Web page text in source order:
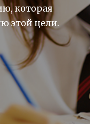
которая
этой цели.